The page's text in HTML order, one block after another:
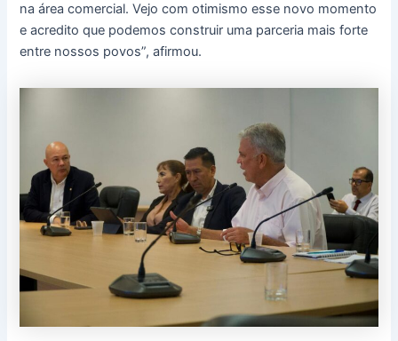
na área comercial. Vejo com otimismo esse novo momento
e acredito que podemos construir uma parceria mais forte
entre nossos povos”, afirmou.